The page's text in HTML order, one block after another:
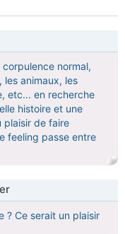
normal,
animaux, les
etc... en recherche
histoire et une
plaisir de faire
feeling passe entre
? Ce serait un plaisir